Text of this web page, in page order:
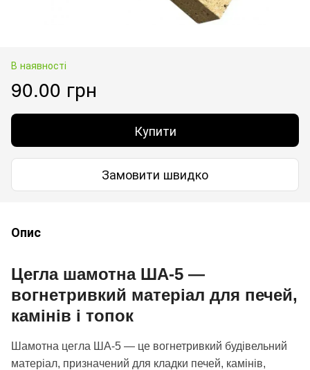
В наявності
90.00 грн
Купити
Замовити швидко
Опис
Цегла шамотна ША-5 —
вогнетривкий матеріал для печей,
камінів і топок
Шамотна цегла ША-5 — це вогнетривкий будівельний
матеріал, призначений для кладки печей, камінів,